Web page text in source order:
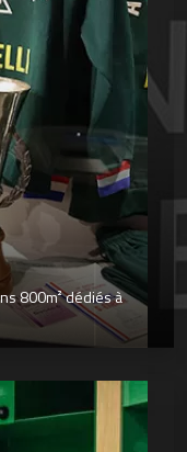
800m² dédiés à